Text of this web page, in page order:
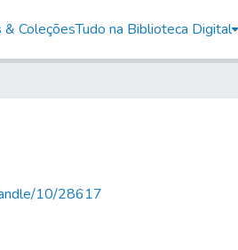
& ColeçõesTudo na Biblioteca Digital
10/28617